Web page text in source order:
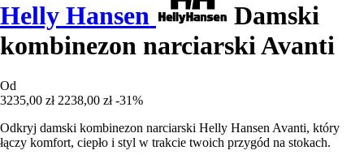
Helly Hansen
Damski
kombinezon narciarski Avanti
Od
3235,00 zł 2238,00 zł -31%
Odkryj damski kombinezon narciarski Helly Hansen Avanti, który
łączy komfort, ciepło i styl w trakcie twoich przygód na stokach.